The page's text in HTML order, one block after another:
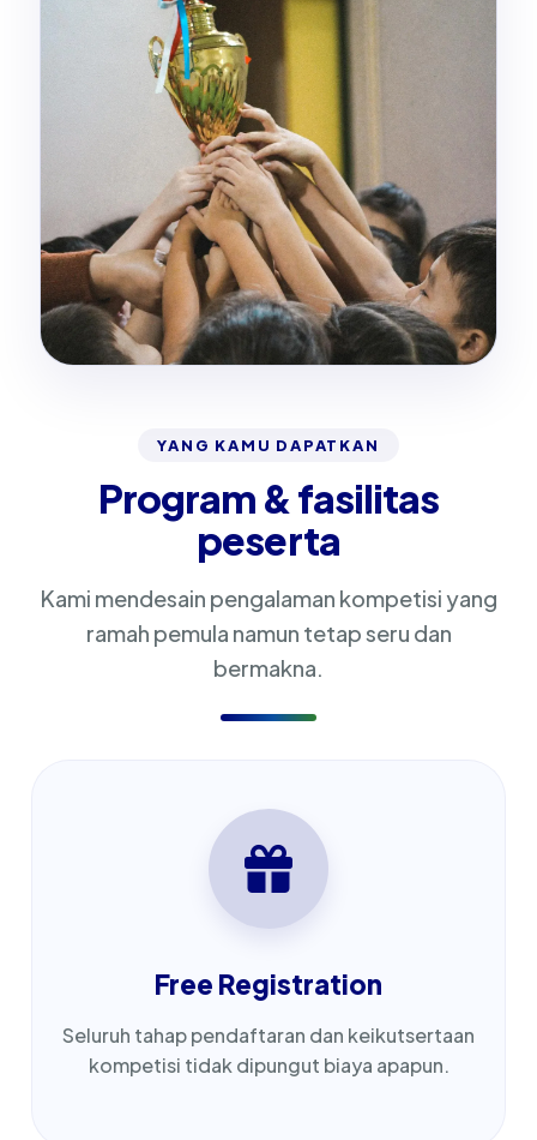
YANG KAMU DAPATKAN
Program & fasilitas
peserta
Kami mendesain pengalaman kompetisi yang
ramah pemula namun tetap seru dan
bermakna.
Free Registration
Seluruh tahap pendaftaran dan keikutsertaan
kompetisi tidak dipungut biaya apapun.